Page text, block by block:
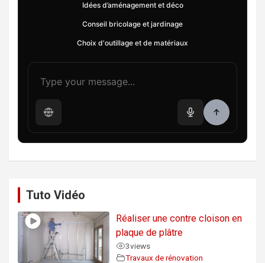
Idées d’aménagement et déco
Conseil bricolage et jardinage
Choix d'outillage et de matériaux
Tuto Vidéo
Réaliser une contre cloison en
plaque de plâtre
3views
Travaux de rénovation